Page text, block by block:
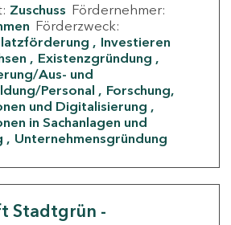
Zuschuss Fördernehmer:
Förderzweck:
Investieren
Existenzgründung
Aus- und
Personal
Forschung,
und Digitalisierung
in Sachanlagen und
Unternehmensgründung
Stadtgrün -